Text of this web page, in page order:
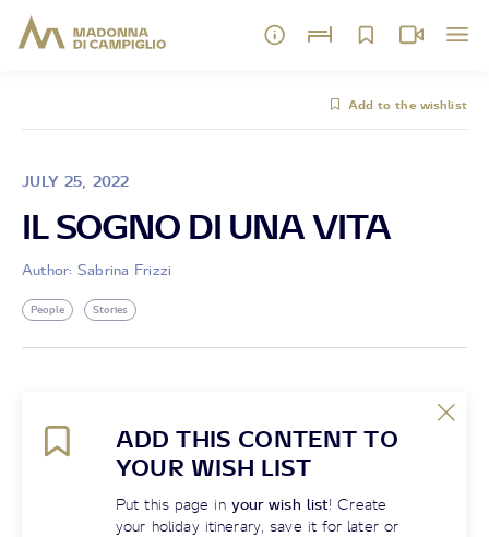
Add to the wishlist
JULY 25, 2022
IL SOGNO DI UNA VITA
Author: Sabrina Frizzi
People Stories
ADD THIS CONTENT TO
YOUR WISH LIST
Put this page in your wish list! Create
your holiday itinerary, save it for later or